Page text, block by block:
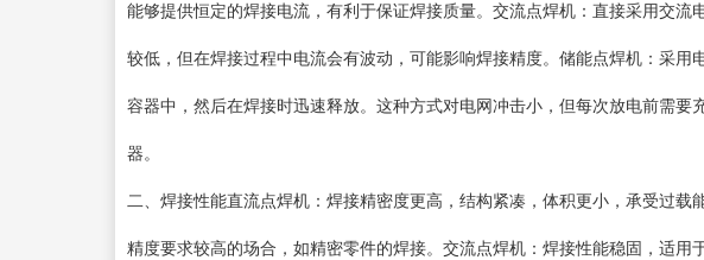
能够提供恒定的焊接电流，有利于保证焊接质量。交流点焊机：直接采用交流
较低，但在焊接过程中电流会有波动，可能影响焊接精度。储能点焊机：采用
容器中，然后在焊接时迅速释放。这种方式对电网冲击小，但每次放电前需要
器。
二、焊接性能直流点焊机：焊接精密度更高，结构紧凑，体积更小，承受过载
精度要求较高的场合，如精密零件的焊接。交流点焊机：焊接性能稳固，适用